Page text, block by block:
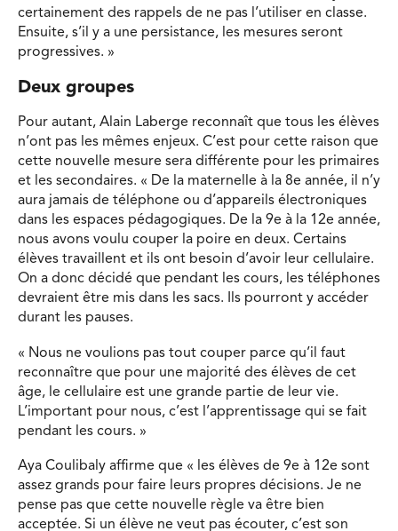
certainement des rappels de ne pas l’utiliser en classe.
Ensuite, s’il y a une persistance, les mesures seront
progressives. »
Deux groupes
Pour autant, Alain Laberge reconnaît que tous les élèves
n’ont pas les mêmes enjeux. C’est pour cette raison que
cette nouvelle mesure sera différente pour les primaires
et les secondaires. « De la maternelle à la 8e année, il n’y
aura jamais de téléphone ou d’appareils électroniques
dans les espaces pédagogiques. De la 9e à la 12e année,
nous avons voulu couper la poire en deux. Certains
élèves travaillent et ils ont besoin d’avoir leur cellulaire.
On a donc décidé que pendant les cours, les téléphones
devraient être mis dans les sacs. Ils pourront y accéder
durant les pauses.
« Nous ne voulions pas tout couper parce qu’il faut
reconnaître que pour une majorité des élèves de cet
âge, le cellulaire est une grande partie de leur vie.
L’important pour nous, c’est l’apprentissage qui se fait
pendant les cours. »
Aya Coulibaly affirme que « les élèves de 9e à 12e sont
assez grands pour faire leurs propres décisions. Je ne
pense pas que cette nouvelle règle va être bien
acceptée. Si un élève ne veut pas écouter, c’est son